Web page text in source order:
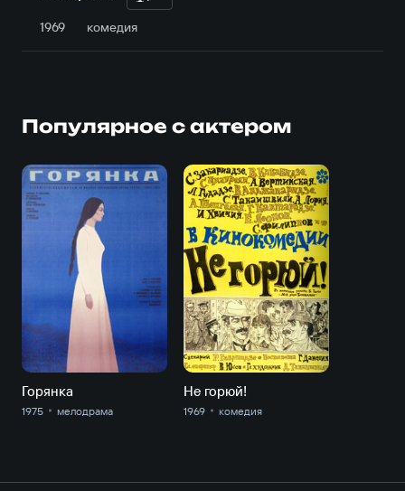
1969
комедия
Популярное с актером
Горянка
1975 мелодрама
Не горюй!
1969 комедия